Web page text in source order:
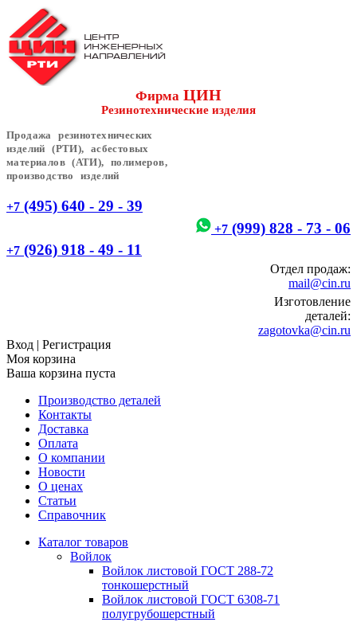
Фирма ЦИН
Резинотехнические изделия
Продажа резинотехнических
изделий (РТИ), асбестовых
материалов (АТИ), полимеров,
производство изделий
+7 (495) 640 - 29 - 39
+7 (999) 828 - 73 - 06
+7 (926) 918 - 49 - 11
Отдел продаж:
mail@cin.ru
Изготовление
деталей:
zagotovka@cin.ru
Вход | Регистрация
Моя корзина
Ваша корзина пуста
Производство деталей
Контакты
Доставка
Оплата
О компании
Новости
О ценах
Статьи
Справочник
Каталог товаров
Войлок
Войлок листовой ГОСТ 288-72
тонкошерстный
Войлок листовой ГОСТ 6308-71
полугрубошерстный